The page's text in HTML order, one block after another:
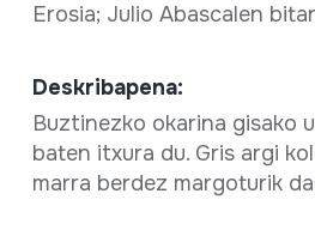
Erosia; Julio Abascalen
Deskribapena:
Buztinezko okarina gisako
baten itxura du. Gris argi
marra berdez margoturik